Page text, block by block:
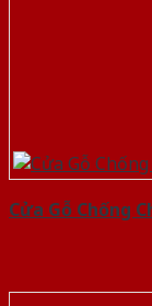
Cửa Gỗ Chống